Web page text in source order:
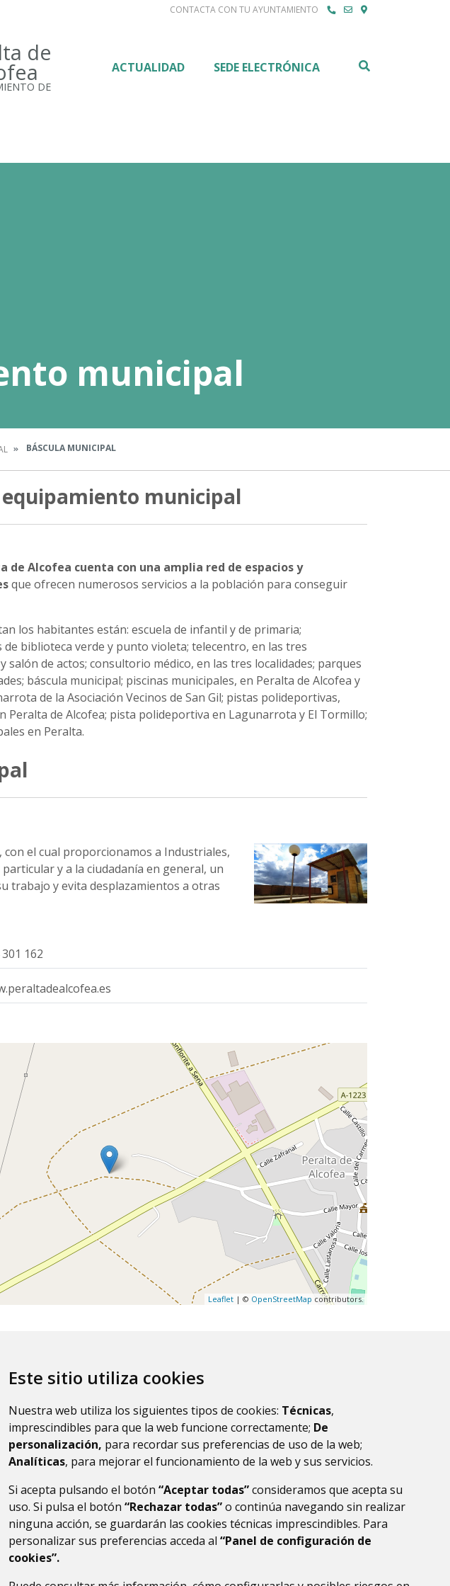
Este sitio utiliza cookies
Nuestra web utiliza los siguientes tipos de cookies: Técnicas,
imprescindibles para que la web funcione correctamente; De
personalización, para recordar sus preferencias de uso de la web;
Analíticas, para mejorar el funcionamiento de la web y sus servicios.
Si acepta pulsando el botón “Aceptar todas”consideramos que acepta su
uso. Si pulsa el botón “Rechazar todas”o continúa navegando sin realizar
ninguna acción, se guardarán las cookies técnicas imprescindibles. Para
personalizar sus preferencias acceda al “Panel de configuración de
cookies”.
CONTACTA CON TU AYUNTAMIENTO
de
DE
ACTUALIDAD SEDE ELECTRÓNICA
municipal
BÁSCULA MUNICIPAL
municipal
de Alcofea cuenta con una amplia red de espacios y
que ofrecen numerosos servicios a la población para conseguir
los habitantes están: escuela de infantil y de primaria;
de biblioteca verde y punto violeta; telecentro, en las tres
salón de actos; consultorio médico, en las tres localidades; parques
báscula municipal; piscinas municipales, en Peralta de Alcofea y
de la Asociación Vecinos de San Gil; pistas polideportivas,
Peralta de Alcofea; pista polideportiva en Lagunarrota y El Tormillo;
en Peralta.
con el cual proporcionamos a Industriales,
y a la ciudadanía en general, un
trabajo y evita desplazamientos a otras
162
Leaflet | © OpenStreetMap contributors.
- ARAGÓN (ESPAÑA)
AVISO LEGAL PROTECCIÓN DE DATOS ACCESIBILIDAD POLÍTICA DE COOKIES